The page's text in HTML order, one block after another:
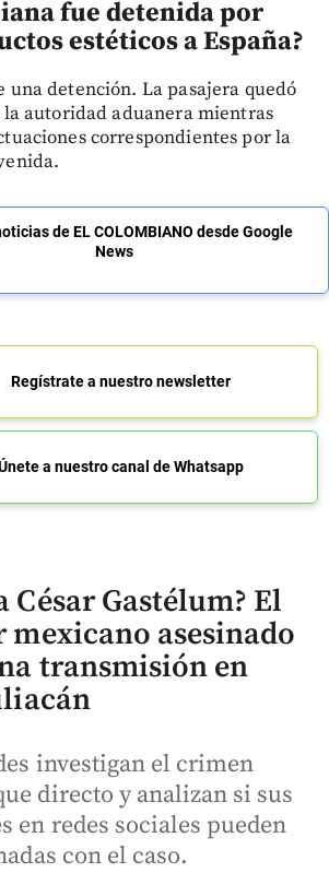
fue detenida por
estéticos a España?
una detención. La pasajera quedó
autoridad aduanera mientras
correspondientes por la
de EL COLOMBIANO desde Google
News
Regístrate a nuestro newsletter
a nuestro canal de Whatsapp
César Gastélum? El
asesinado
transmisión en
investigan el crimen
directo y analizan si sus
en redes sociales pueden
con el caso.